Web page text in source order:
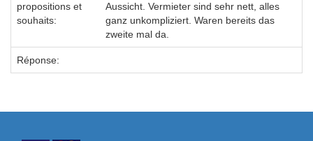
propositions et
souhaits:
Aussicht. Vermieter sind sehr nett, alles
ganz unkompliziert. Waren bereits das
zweite mal da.
Réponse: